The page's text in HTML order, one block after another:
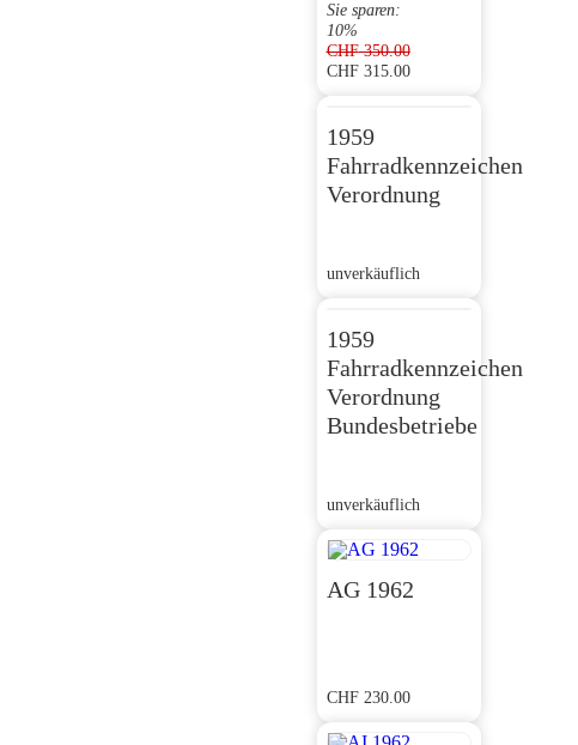
CHF350.00
war:
CHF 350.00
CHF315.00
ist:
CHF 315.00.
Sie sparen:
10%
1959
Fahrradkennzeichen
Verordnung
unverkäuflich
1959
Fahrradkennzeichen
Verordnung
Bundesbetriebe
unverkäuflich
AG 1962
CHF230.00